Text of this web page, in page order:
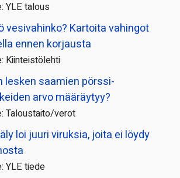
YLE talous
vesivahinko? Kartoita vahingot
ennen korjausta
Kiinteistölehti
lesken saamien pörssi­
arvo määräytyy?
Taloustaito/verot
loi juuri viruksia, joita ei löydy
YLE tiede